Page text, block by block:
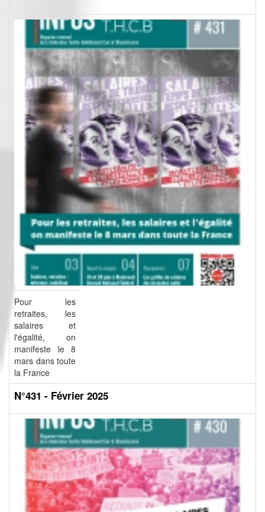
Pour les
retraites, les
salaires et
l'égalité, on
manifeste le 8
mars dans toute
la France
N°431 - Février 2025